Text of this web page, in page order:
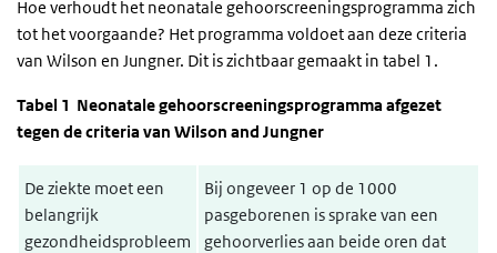
Hoe verhoudt het neonatale gehoorscreeningsprogramma zich
tot het voorgaande? Het programma voldoet aan deze criteria
van Wilson en Jungner. Dit is zichtbaar gemaakt in tabel 1.
Tabel 1 Neonatale gehoorscreeningsprogramma afgezet
tegen de criteria van Wilson and Jungner
De ziekte moet een
belangrijk
gezondheidsprobleem
Bij ongeveer 1 op de 1000
pasgeborenen is sprake van een
gehoorverlies aan beide oren dat